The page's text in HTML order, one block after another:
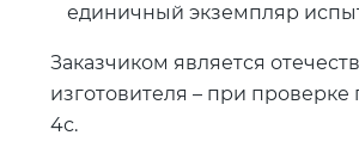
единичный экземпляр
Заказчиком является
изготовителя – при
4с.